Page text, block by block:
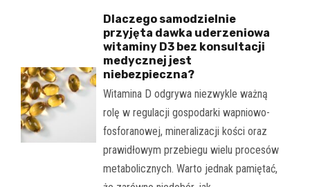
Dlaczego samodzielnie
przyjęta dawka uderzeniowa
witaminy D3 bez konsultacji
medycznej jest
niebezpieczna?
Witamina D odgrywa niezwykle ważną
rolę w regulacji gospodarki wapniowo-
fosforanowej, mineralizacji kości oraz
prawidłowym przebiegu wielu procesów
metabolicznych. Warto jednak pamiętać,